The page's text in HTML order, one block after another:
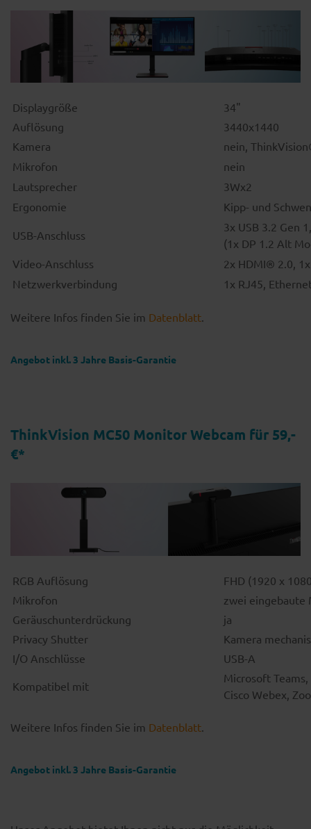
Displaygröße
34"
Auflösung
3440x1440
Kamera
nein,
Mikrofon
nein
Lautsprecher
3Wx2
Ergonomie
Kipp- und
USB-Anschluss
3x USB 3.2 Gen
(1x DP 1.2 Alt
Video-Anschluss
2x HDMI® 2.0,
Netzwerkverbindung
1x RJ45,
Weitere Infos finden Sie im Datenblatt.
Angebot inkl. 3 Jahre Basis-Garantie
ThinkVision MC50 Monitor Webcam für 59,-
€*
RGB Auflösung
FHD (1920 x
Mikrofon
zwei eingebaute
Geräuschunterdrückung
ja
Privacy Shutter
Kamera
I/O Anschlüsse
USB-A
Kompatibel mit
Microsoft
Cisco Webex,
Weitere Infos finden Sie im Datenblatt
Angebot inkl. 3 Jahre Basis-Garantie